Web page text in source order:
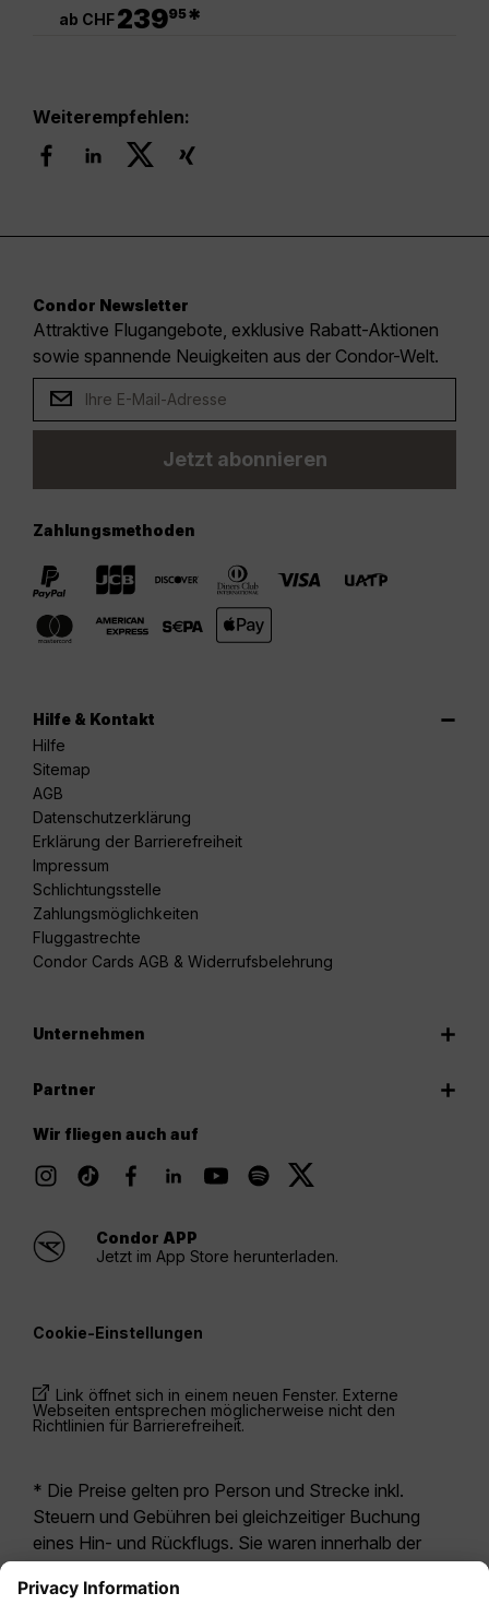
ab CHF23995*
Weiterempfehlen:
Condor Newsletter
Attraktive Flugangebote, exklusive Rabatt-Aktionen
sowie spannende Neuigkeiten aus der Condor-Welt.
Jetzt abonnieren
Zahlungsmethoden
Hilfe & Kontakt
Hilfe
Sitemap
AGB
Datenschutzerklärung
Erklärung der Barrierefreiheit
Impressum
Schlichtungsstelle
Zahlungsmöglichkeiten
Fluggastrechte
Condor Cards AGB & Widerrufsbelehrung
Unternehmen
Partner
Wir fliegen auch auf
Condor APP
Jetzt im App Store herunterladen.
Cookie-Einstellungen
Link öffnet sich in einem neuen Fenster. Externe
Webseiten entsprechen möglicherweise nicht den
Richtlinien für Barrierefreiheit.
* Die Preise gelten pro Person und Strecke inkl.
Steuern und Gebühren bei gleichzeitiger Buchung
eines Hin- und Rückflugs. Sie waren innerhalb der
möglicherweise nicht mehr aktuell. Bei den für die